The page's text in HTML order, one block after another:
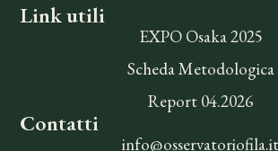
Link utili
EXPO Osaka 2025
Scheda Metodologica
Report 04.2026
Contatti
info@osservatoriofila.it